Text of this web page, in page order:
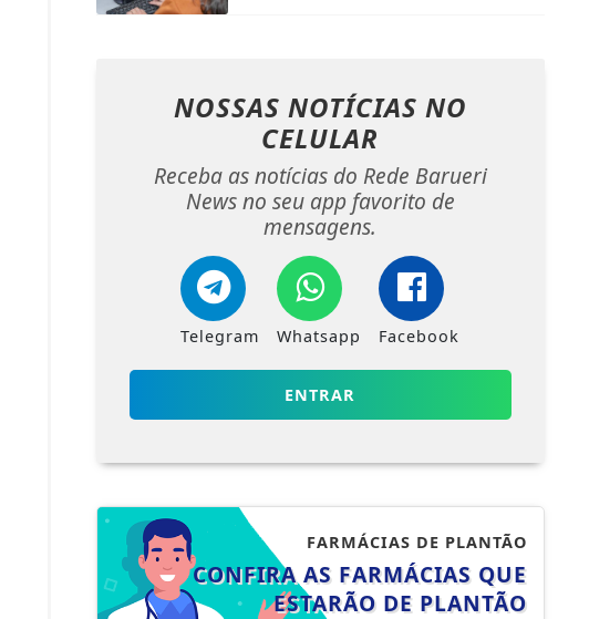
NOSSAS NOTÍCIAS NO
CELULAR
Receba as notícias do Rede Barueri
News no seu app favorito de
mensagens.
Telegram Whatsapp Facebook
ENTRAR
FARMÁCIAS DE PLANTÃO
CONFIRA AS FARMÁCIAS QUE
ESTARÃO DE PLANTÃO